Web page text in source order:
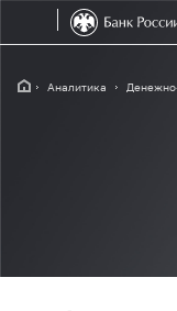
Аналитика